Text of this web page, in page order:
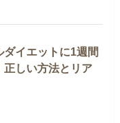
ダイエットに1週間
正しい方法とリア